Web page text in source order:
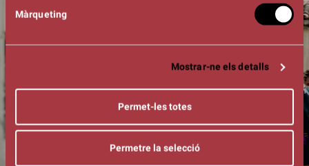
Màrqueting
Mostrar-ne els detalls
Permet-les totes
Permetre la selecció